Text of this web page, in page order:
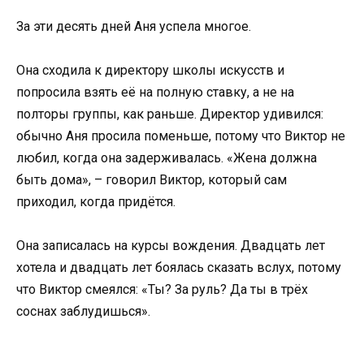
За эти десять дней Аня успела многое.
Она сходила к директору школы искусств и
попросила взять её на полную ставку, а не на
полторы группы, как раньше. Директор удивился:
обычно Аня просила поменьше, потому что Виктор не
любил, когда она задерживалась. «Жена должна
быть дома», – говорил Виктор, который сам
приходил, когда придётся.
Она записалась на курсы вождения. Двадцать лет
хотела и двадцать лет боялась сказать вслух, потому
что Виктор смеялся: «Ты? За руль? Да ты в трёх
соснах заблудишься».